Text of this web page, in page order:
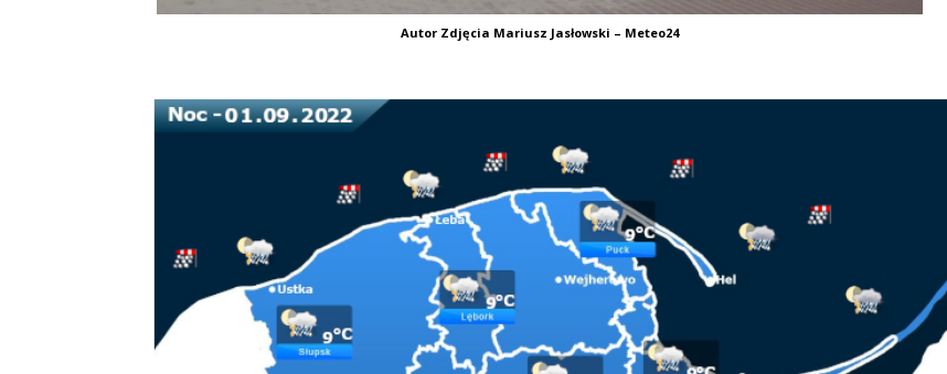
Autor Zdjęcia Mariusz Jasłowski – Meteo24